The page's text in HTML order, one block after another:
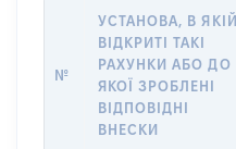
№
УСТАНОВА, В ЯКІЙ
ВІДКРИТІ ТАКІ
РАХУНКИ АБО ДО
ЯКОЇ ЗРОБЛЕНІ
ВІДПОВІДНІ
ВНЕСКИ